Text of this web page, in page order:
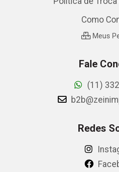
Como
Meus
Fale
(11)
Redes